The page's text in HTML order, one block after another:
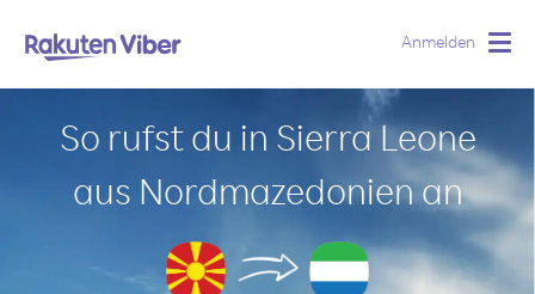
Anmelden
So rufst du in Sierra Leone
aus Nordmazedonien an